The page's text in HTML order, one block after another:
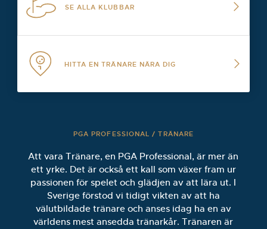
SE ALLA KLUBBAR
HITTA EN TRÄNARE NÄRA DIG
PGA PROFESSIONAL / TRÄNARE
Att vara Tränare, en PGA Professional, är mer än
ett yrke. Det är också ett kall som växer fram ur
passionen för spelet och glädjen av att lära ut. I
Sverige förstod vi tidigt vikten av att ha
välutbildade tränare och anses idag ha en av
världens mest ansedda tränarkår. Tränaren är